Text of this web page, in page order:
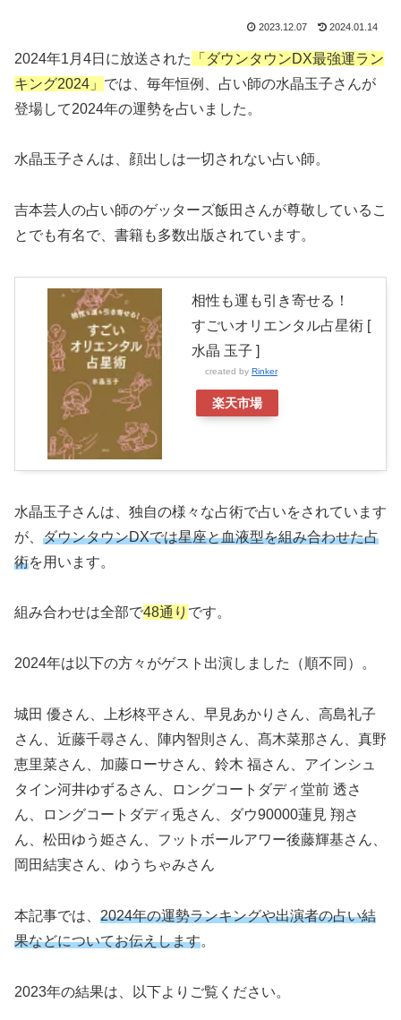
2023.12.07 2024.01.14
2024年1月4日に放送された 「 ダウンタウンDX最強運ラン
キング2024 」 では、毎年恒例、占い師の水晶玉子さんが
登場して2024年の運勢を占いました。
水晶玉子さんは、 顔出しは一切されない占い師。
吉本芸人の占い師のゲッターズ飯田さんが尊敬しているこ
とでも有名で、書籍も多数出版されています。
相性も運も引き寄せる！
すごいオリエンタル占星術 [
水晶 玉子 ]
created by Rinker
楽天市場
水晶玉子さんは、独自の様々な占術で占いをされています
が、 ダウンタウンDXでは星座と血液型を組み合わせた占
術を用います。
組み合わせは全部で48通り です。
2024年は以下の方々がゲスト出演しました（順不同）。
城田 優さん、 上杉柊平さん、 早見あかりさん、 高島礼子
さん、 近藤千尋さん、 陣内智則さん、 髙木菜那さん、 真野
恵里菜さん、 加藤ローサさん、 鈴木 福さん、 アインシュ
タイン河井ゆずるさん、
ロングコートダディ堂前 透さ
ん、
ロングコートダディ 兎さん、ダウ90000蓮見 翔さ
ん、 松田ゆう姫さん、 フットボールアワー後藤輝基さん、
岡田結実さん、 ゆうちゃみさん
本記事では、 2024年の運勢ランキングや出演者の占い結
果などについてお伝えします。
2023年の結果は、以下よりご覧ください。